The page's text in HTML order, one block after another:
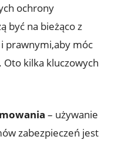
ochrony
być na bieżąco z
prawnymi,aby móc
Oto kilka kluczowych
– używanie
zabezpieczeń jest